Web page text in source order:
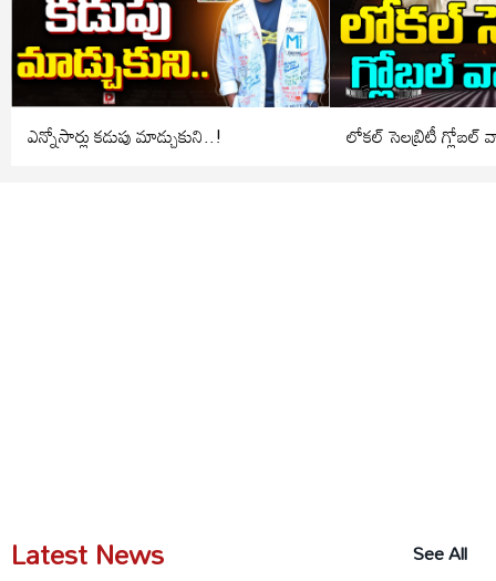
ఎన్నోసార్లు కడుపు మాడ్చుకుని..! లోకల్ సెలబ్రిటీ గ్లోబల్
Latest News
See All